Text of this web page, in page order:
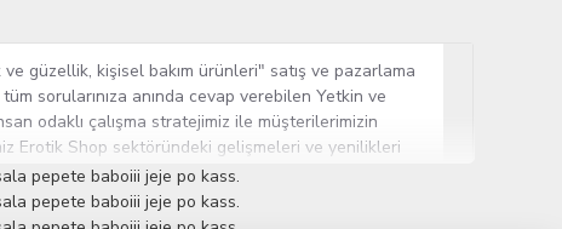
güzellik, kişisel bakım ürünleri" satış ve pazarlama
sorularınıza anında cevap verebilen Yetkin ve
odaklı çalışma stratejimiz ile müşterilerimizin
Erotik Shop sektöründeki gelişmeleri ve yenilikleri
gurubuna sahip ender mağazalardan biri olması,
Cinsel Ürün hayatında lider ve kalıcı bir yer
pepete baboiii jeje po kass.
pepete baboiii jeje po kass.